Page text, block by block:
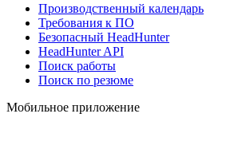
Производственный календарь
Требования к ПО
Безопасный HeadHunter
HeadHunter API
Поиск работы
Поиск по резюме
Мобильное приложение